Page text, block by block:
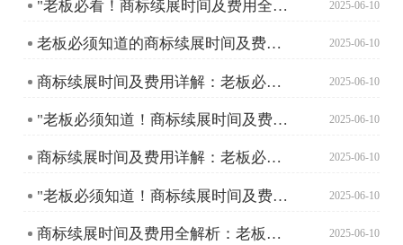
"老板必看！商标续展时间及费用全解析" 2025-06-10
老板必须知道的商标续展时间及费用全攻略 2025-06-10
商标续展时间及费用详解：老板必须知道的那些事儿 2025-06-10
"老板必须知道！商标续展时间及费用全解析" 2025-06-10
商标续展时间及费用详解：老板必须知道的那些事儿 2025-06-10
"老板必须知道！商标续展时间及费用全解析" 2025-06-10
商标续展时间及费用全解析：老板必须知道的关键点 2025-06-10